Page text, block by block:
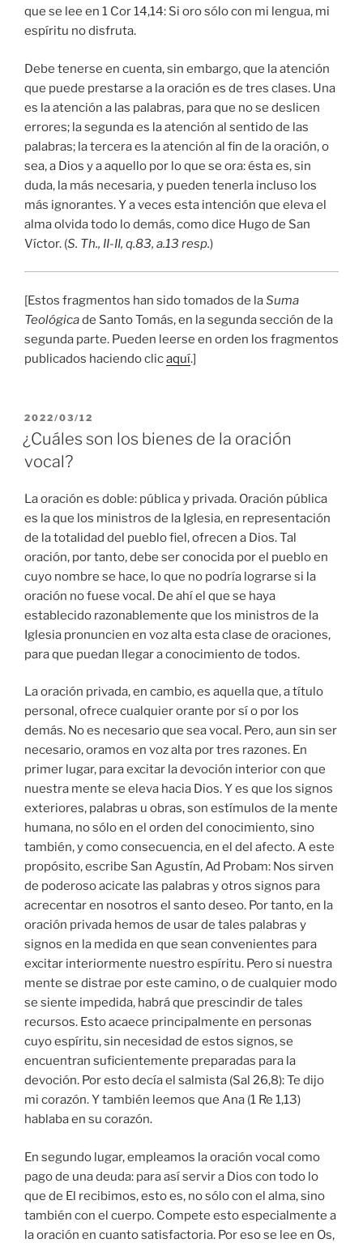
que se lee en 1 Cor 14,14: Si oro sólo con mi lengua, mi
espíritu no disfruta.
Debe tenerse en cuenta, sin embargo, que la atención
que puede prestarse a la oración es de tres clases. Una
es la atención a las palabras, para que no se deslicen
errores; la segunda es la atención al sentido de las
palabras; la tercera es la atención al fin de la oración, o
sea, a Dios y a aquello por lo que se ora: ésta es, sin
duda, la más necesaria, y pueden tenerla incluso los
más ignorantes. Y a veces esta intención que eleva el
alma olvida todo lo demás, como dice Hugo de San
Víctor. (S. Th., II-II, q.83, a.13 resp.)
[Estos fragmentos han sido tomados de laSuma
Teológicade Santo Tomás, en la segunda sección de la
segunda parte. Pueden leerse en orden los fragmentos
publicados haciendo clicaquí.]
PUBLICADO
EL
2022/03/12
¿Cuáles son los bienes de la oración
vocal?
La oración es doble: pública y privada. Oración pública
es la que los ministros de la Iglesia, en representación
de la totalidad del pueblo fiel, ofrecen a Dios. Tal
oración, por tanto, debe ser conocida por el pueblo en
cuyo nombre se hace, lo que no podría lograrse si la
oración no fuese vocal. De ahí el que se haya
establecido razonablemente que los ministros de la
Iglesia pronuncien en voz alta esta clase de oraciones,
para que puedan llegar a conocimiento de todos.
La oración privada, en cambio, es aquella que, a título
personal, ofrece cualquier orante por sí o por los
demás. No es necesario que sea vocal. Pero, aun sin ser
necesario, oramos en voz alta por tres razones. En
primer lugar, para excitar la devoción interior con que
nuestra mente se eleva hacia Dios. Y es que los signos
exteriores, palabras u obras, son estímulos de la mente
humana, no sólo en el orden del conocimiento, sino
también, y como consecuencia, en el del afecto. A este
propósito, escribe San Agustín, Ad Probam: Nos sirven
de poderoso acicate las palabras y otros signos para
acrecentar en nosotros el santo deseo. Por tanto, en la
oración privada hemos de usar de tales palabras y
signos en la medida en que sean convenientes para
excitar interiormente nuestro espíritu. Pero si nuestra
mente se distrae por este camino, o de cualquier modo
se siente impedida, habrá que prescindir de tales
recursos. Esto acaece principalmente en personas
cuyo espíritu, sin necesidad de estos signos, se
encuentran suficientemente preparadas para la
devoción. Por esto decía el salmista (Sal 26,8): Te dijo
mi corazón. Y también leemos que Ana (1 Re 1,13)
hablaba en su corazón.
En segundo lugar, empleamos la oración vocal como
pago de una deuda: para así servir a Dios con todo lo
que de El recibimos, esto es, no sólo con el alma, sino
también con el cuerpo. Compete esto especialmente a
la oración en cuanto satisfactoria. Por eso se lee en Os,